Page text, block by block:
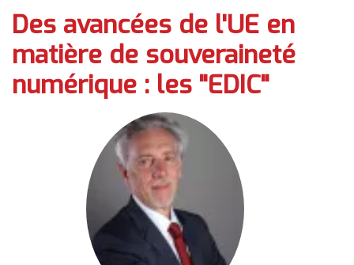
Des avancées de l'UE en
matière de souveraineté
numérique : les "EDIC"